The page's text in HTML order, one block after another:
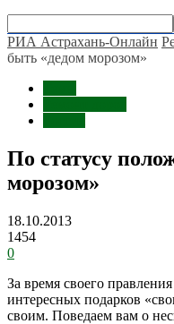
РИА Астрахань-Онлайн
быть «дедом морозом»
По статусу
морозом»
18.10.2013
1454
0
За время своего
интересных подарков
своим. Поведаем вам о